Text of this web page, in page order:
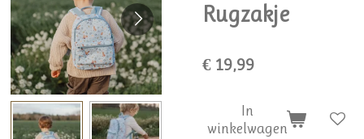
Rugzakje
€ 19,99
In
winkelwagen